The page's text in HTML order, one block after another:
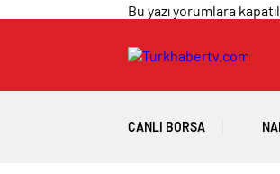
ışıklandırıldı
Bu yazı yorumlara
CANLI BORSA